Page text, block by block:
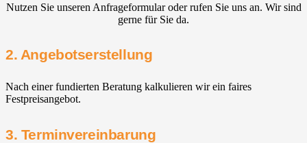
Nutzen Sie unseren Anfrageformular oder rufen Sie uns an. Wir sind
gerne für Sie da.
2. Angebotserstellung
Nach einer fundierten Beratung kalkulieren wir ein faires
Festpreisangebot.
3. Terminvereinbarung